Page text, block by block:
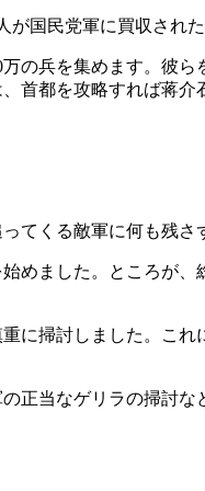
国民党軍に買収され
兵を集めます。彼
首都を攻略すれば蒋
てくる敵軍に何も残さ
めました。ところが
掃討しました。こ
正当なゲリラの掃討